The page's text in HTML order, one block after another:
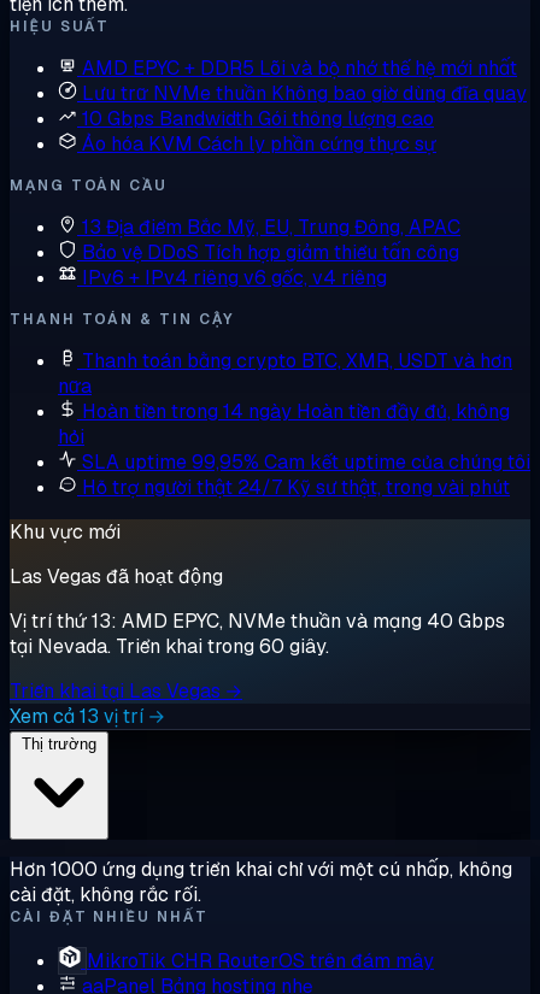
HIỆU SUẤT
AMD EPYC + DDR5 Lõi và bộ nhớ thế hệ mới nhất
Lưu trữ NVMe thuần Không bao giờ dùng đĩa quay
10 Gbps Bandwidth Gói thông lượng cao
Ảo hóa KVM Cách ly phần cứng thực sự
MẠNG TOÀN CẦU
13 Địa điểm Bắc Mỹ, EU, Trung Đông, APAC
Bảo vệ DDoS Tích hợp giảm thiểu tấn công
IPv6 + IPv4 riêng v6 gốc, v4 riêng
THANH TOÁN & TIN CẬY
Thanh toán bằng crypto BTC, XMR, USDT và hơn
nữa
Hoàn tiền trong 14 ngày Hoàn tiền đầy đủ, không
hỏi
SLA uptime 99,95% Cam kết uptime của chúng tôi
Hỗ trợ người thật 24/7 Kỹ sư thật, trong vài phút
Khu vực mới
Las Vegas đã hoạt động
Vị trí thứ 13: AMD EPYC, NVMe thuần và mạng 40 Gbps
tại Nevada. Triển khai trong 60 giây.
Triển khai tại Las Vegas →
Xem cả 13 vị trí →
Hơn 1000 ứng dụng triển khai chỉ với một cú nhấp, không
cài đặt, không rắc rối.
CÀI ĐẶT NHIỀU NHẤT
MikroTik CHR RouterOS trên đám mây
aaPanel Bảng hosting nhẹ